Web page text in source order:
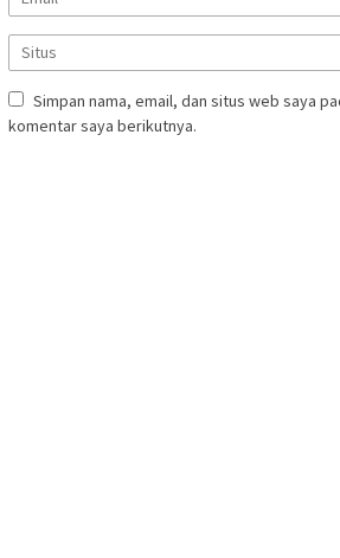
Simpan nama, email, dan situs web saya
komentar saya berikutnya.